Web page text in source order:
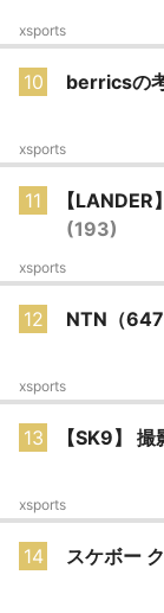
xsports
10 berricsの
xsports
11
【
(193)
xsports
12 NTN（
xsports
13 【SK9】 撮
xsports
14 スケボー